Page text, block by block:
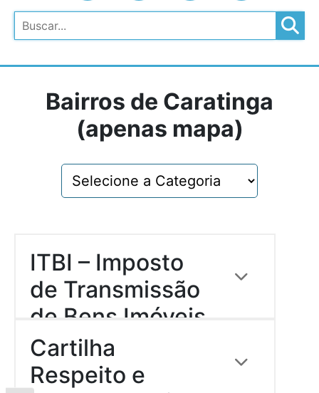
Pesquisar
Bairros de Caratinga
(apenas mapa)
ITBI – Imposto
de Transmissão
de Bens Imóveis
(RURAL)
Download
Cartilha
Respeito e